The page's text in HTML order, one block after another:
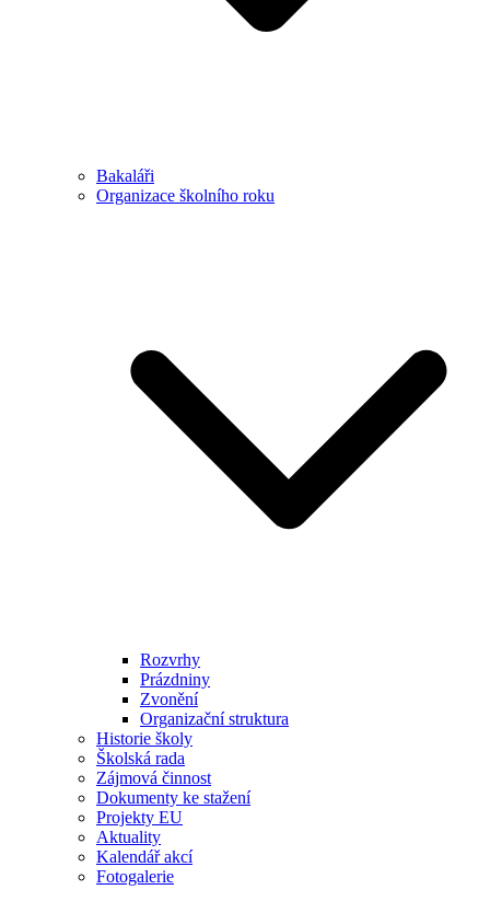
Bakaláři
Organizace školního roku
Rozvrhy
Prázdniny
Zvonění
Organizační struktura
Historie školy
Školská rada
Zájmová činnost
Dokumenty ke stažení
Projekty EU
Aktuality
Kalendář akcí
Fotogalerie